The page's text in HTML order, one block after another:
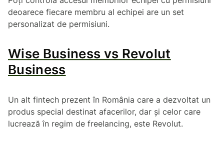
deoarece fiecare membru al echipei are un set
personalizat de permisiuni.
Wise Business vs Revolut
Business
Un alt fintech prezent în România care a dezvoltat un
produs special destinat afacerilor, dar și celor care
lucrează în regim de freelancing, este Revolut.